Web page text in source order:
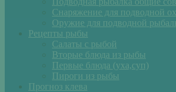
Снаряжение для подводной
Оружие для подводной
Рецепты рыбы
Салаты с рыбой
Вторые блюда из рыбы
Первые блюда (уха,суп)
Пироги из рыбы
Прогноз клева